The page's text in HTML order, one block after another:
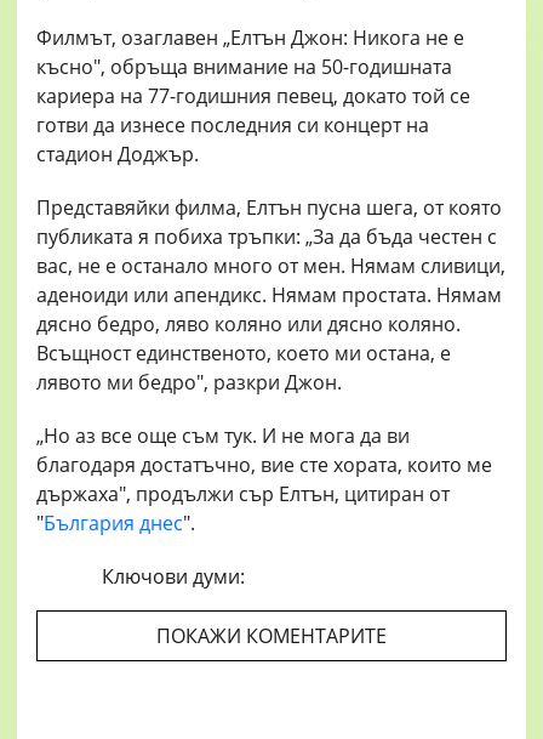
Филмът, озаглавен „Елтън Джон: Никога не е
късно", обръща внимание на 50-годишната
кариера на 77-годишния певец, докато той се
готви да изнесе последния си концерт на
стадион Доджър.
Представяйки филма, Елтън пусна шега, от която
публиката я побиха тръпки: „За да бъда честен с
вас, не е останало много от мен. Нямам сливици,
аденоиди или апендикс. Нямам простата. Нямам
дясно бедро, ляво коляно или дясно коляно.
Всъщност единственото, което ми остана, е
лявото ми бедро", разкри Джон.
„Но аз все още съм тук. И не мога да ви
благодаря достатъчно, вие сте хората, които ме
държаха", продължи сър Елтън, цитиран от
"България днес".
Ключови думи:
ПОКАЖИ КОМЕНТАРИТЕ